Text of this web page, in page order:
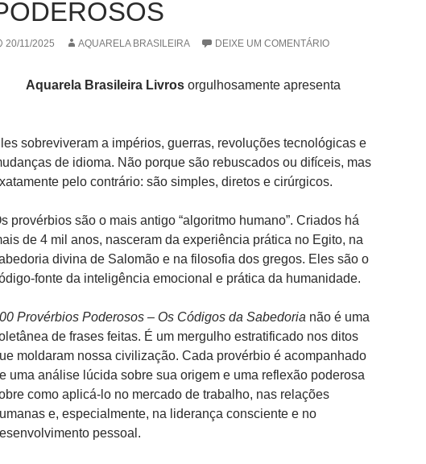
20/11/2025 AQUARELA BRASILEIRA DEIXE UM COMENTÁRIO
Aquarela BrasileiraLivrosorgulhosamente apresenta
sobreviveram a impérios, guerras, revoluções tecnológicas e
de idioma. Não porque são rebuscados ou difíceis, mas
pelo contrário: são simples, diretos e cirúrgicos.
provérbios são o mais antigo “algoritmo humano”. Criados há
de 4 mil anos, nasceram da experiência prática no Egito, na
divina de Salomão e na filosofia dos gregos. Eles são o
fonte da inteligência emocional e prática da humanidade.
Provérbios Poderosos – Os Códigos da Sabedoria não é uma
de frases feitas. É um mergulho estratificado nos ditos
moldaram nossa civilização. Cada provérbio é acompanhado
uma análise lúcida sobre sua origem e uma reflexão poderosa
como aplicá-lo no mercado de trabalho, nas relações
e, especialmente, na liderança consciente e no
pessoal.